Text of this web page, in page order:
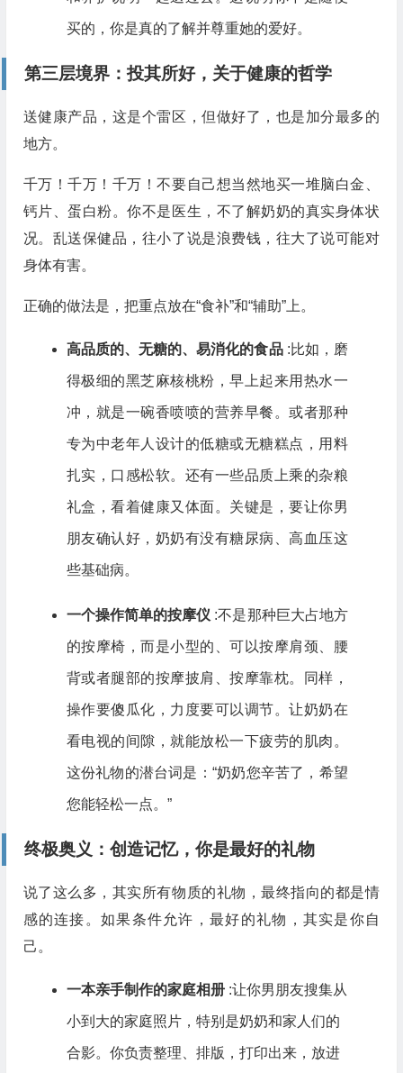
买的，你是真的了解并尊重她的爱好。
第三层境界：投其所好，关于健康的哲学
送健康产品，这是个雷区，但做好了，也是加分最多的
地方。
千万！千万！千万！不要自己想当然地买一堆脑白金、
钙片、蛋白粉。你不是医生，不了解奶奶的真实身体状
况。乱送保健品，往小了说是浪费钱，往大了说可能对
身体有害。
正确的做法是，把重点放在“食补”和“辅助”上。
高品质的、无糖的、易消化的食品 :比如，磨
得极细的黑芝麻核桃粉，早上起来用热水一
冲，就是一碗香喷喷的营养早餐。或者那种
专为中老年人设计的低糖或无糖糕点，用料
扎实，口感松软。还有一些品质上乘的杂粮
礼盒，看着健康又体面。关键是，要让你男
朋友确认好，奶奶有没有糖尿病、高血压这
些基础病。
一个操作简单的按摩仪 :不是那种巨大占地方
的按摩椅，而是小型的、可以按摩肩颈、腰
背或者腿部的按摩披肩、按摩靠枕。同样，
操作要傻瓜化，力度要可以调节。让奶奶在
看电视的间隙，就能放松一下疲劳的肌肉。
这份礼物的潜台词是：“奶奶您辛苦了，希望
您能轻松一点。”
终极奥义：创造记忆，你是最好的礼物
说了这么多，其实所有物质的礼物，最终指向的都是情
感的连接。如果条件允许，最好的礼物，其实是你自
己。
一本亲手制作的家庭相册 :让你男朋友搜集从
小到大的家庭照片，特别是奶奶和家人们的
合影。你负责整理、排版，打印出来，放进